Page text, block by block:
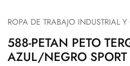
ROPA DE TRABAJO INDUSTRIAL
588-PETAN PETO
AZUL/NEGRO SPORT